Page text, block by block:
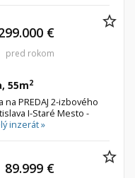
55m2
na PREDAJ 2-izbového
I-Staré Mesto -
inzerát »
€
pred rokom
89.999 €